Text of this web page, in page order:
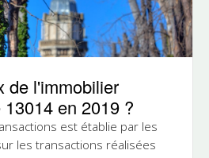
de l'immobilier
en 2019 ?
est établie par les
les transactions réalisées